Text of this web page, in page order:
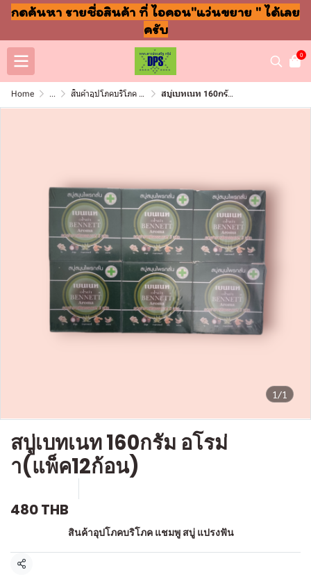
กดค้นหา รายชื่อสินค้า ที่ ไอคอน"แว่นขยาย " ได้เลย
ครับ
0
Home ... สินค้าอุปโภคบริโภค แชมพู สบู่ แปรงฟัน สบู่เบทเนท 160กรัม อโรม่า(แพ็ค12ก้อน)
1/1
สบู่เบทเนท 160กรัม อโรม่
า(แพ็ค12ก้อน)
480 THB
สินค้าอุปโภคบริโภค แชมพู สบู่ แปรงฟัน
แชร์